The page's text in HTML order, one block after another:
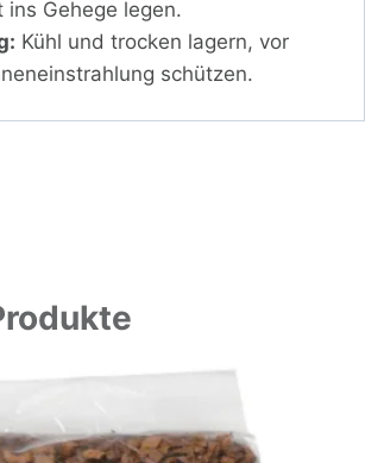
ins Gehege legen.
Kühl und trocken lagern, vor
schützen.